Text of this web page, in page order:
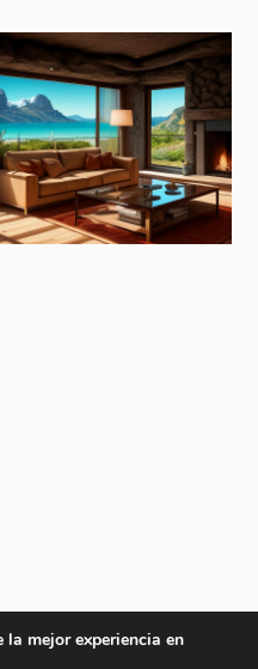
mejor experiencia en